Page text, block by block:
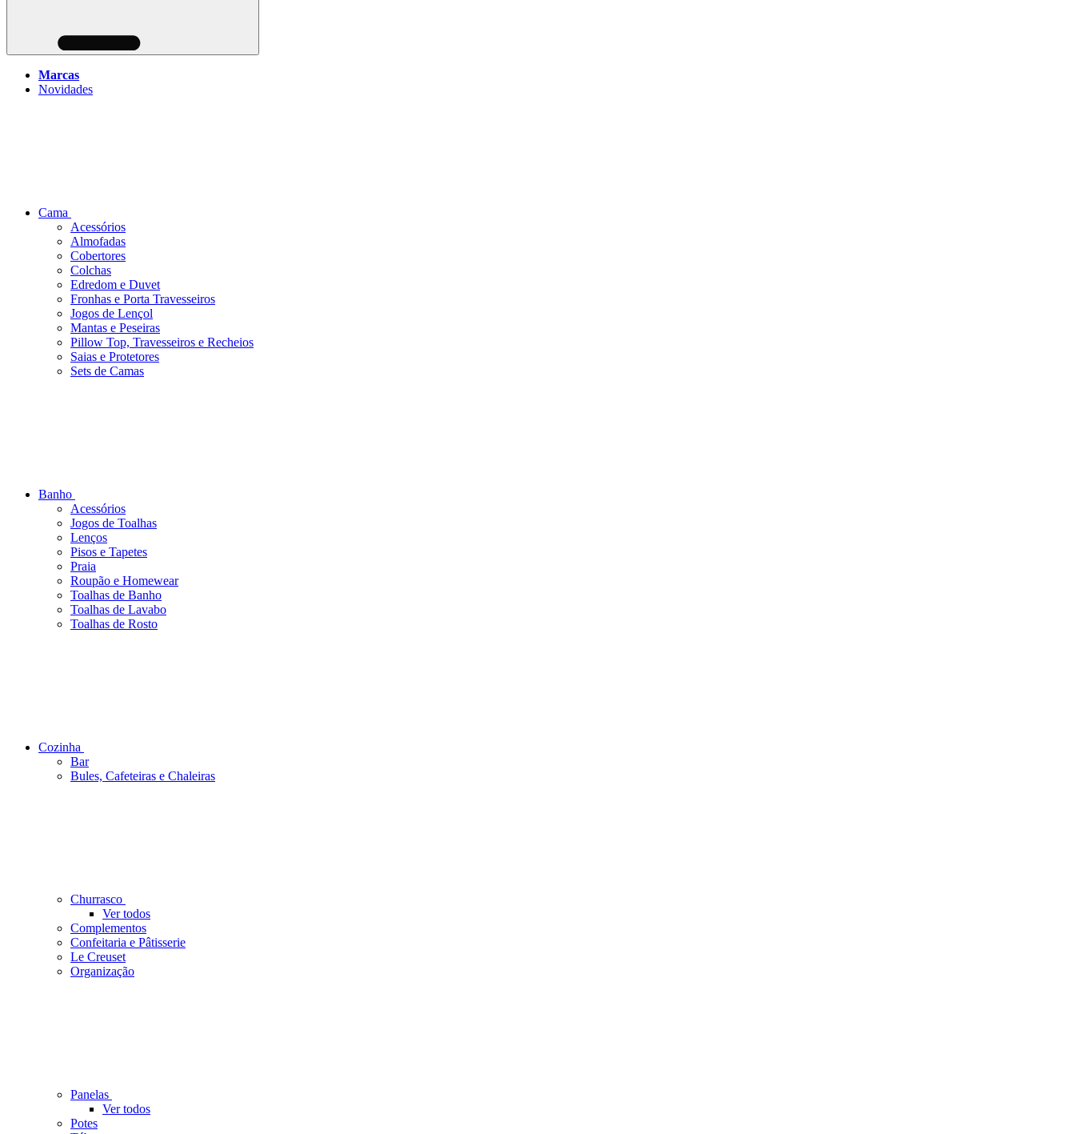
Marcas
Novidades
Cama
Acessórios
Almofadas
Cobertores
Colchas
Edredom e Duvet
Fronhas e Porta Travesseiros
Jogos de Lençol
Mantas e Peseiras
Pillow Top, Travesseiros e Recheios
Saias e Protetores
Sets de Camas
Banho
Acessórios
Jogos de Toalhas
Lenços
Pisos e Tapetes
Praia
Roupão e Homewear
Toalhas de Banho
Toalhas de Lavabo
Toalhas de Rosto
Cozinha
Bar
Bules, Cafeteiras e Chaleiras
Churrasco
Ver todos
Complementos
Confeitaria e Pâtisserie
Le Creuset
Organização
Panelas
Ver todos
Potes